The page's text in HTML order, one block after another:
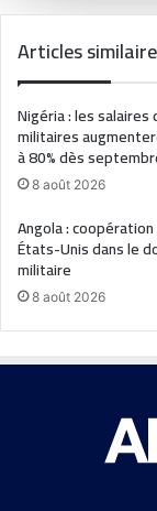
Articles
Nigéria : les salaires
militaires
à 80% dès
8 août 2026
Angola :
États-Unis dans le
militaire
8 août 2026